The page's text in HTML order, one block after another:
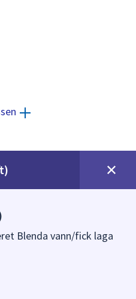
något
Blenda vann/fick laga